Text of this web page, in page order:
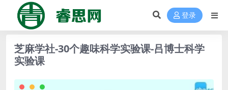
登录
芝麻学社-30个趣味科学实验课-吕博士科学
实验课